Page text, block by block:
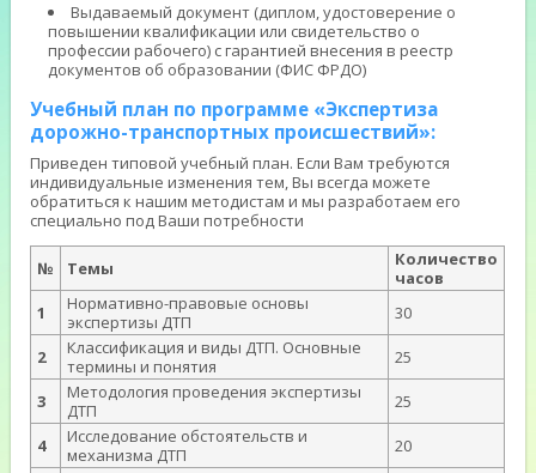
Выдаваемый документ (диплом, удостоверение о
повышении квалификации или свидетельство о
профессии рабочего) с гарантией внесения в реестр
документов об образовании (ФИС ФРДО)
Учебный план по программе «Экспертиза
дорожно-транспортных происшествий»:
Приведен типовой учебный план. Если Вам требуются
индивидуальные изменения тем, Вы всегда можете
обратиться к нашим методистам и мы разработаем его
специально под Ваши потребности
№ Темы
Количество
часов
1
Нормативно-правовые основы
экспертизы ДТП
30
2
Классификация и виды ДТП. Основные
термины и понятия
25
3
Методология проведения экспертизы
ДТП
25
4
Исследование обстоятельств и
механизма ДТП
20